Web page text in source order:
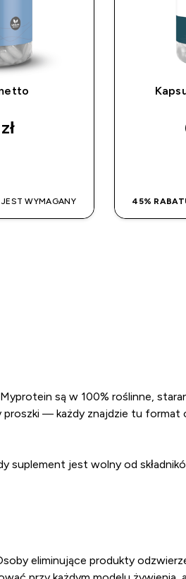
JEST WYMAGANY 45%
są w 100% roślinne,
proszki — każdy znajdzie tu
suplement jest wolny od
eliminujące produkty